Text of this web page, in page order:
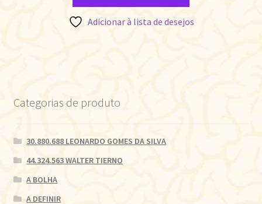
Adicionar à lista de desejos
Categorias de produto
30.880.688 LEONARDO GOMES DA SILVA
44.324.563 WALTER TIERNO
A BOLHA
A DEFINIR